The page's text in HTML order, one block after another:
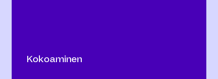
Kokoaminen